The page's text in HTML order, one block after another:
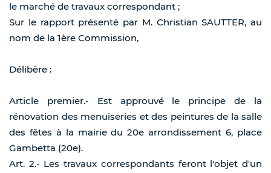
le marché de travaux correspondant ;
Sur le rapport présenté par M. Christian SAUTTER, au
nom de la 1ère Commission,
Délibère :
Article premier.- Est approuvé le principe de la
rénovation des menuiseries et des peintures de la salle
des fêtes à la mairie du 20e arrondissement 6, place
Gambetta (20e).
Art. 2.- Les travaux correspondants feront l'objet d'un